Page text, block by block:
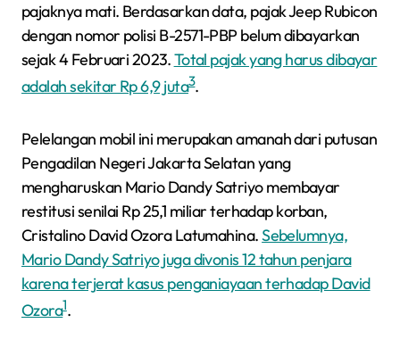
pajaknya mati. Berdasarkan data, pajak Jeep Rubicon
dengan nomor polisi B-2571-PBP belum dibayarkan
sejak 4 Februari 2023.Total pajak yang harus dibayar
adalah sekitar Rp 6,9 juta3.
Pelelangan mobil ini merupakan amanah dari putusan
Pengadilan Negeri Jakarta Selatan yang
mengharuskan Mario Dandy Satriyo membayar
restitusi senilai Rp 25,1 miliar terhadap korban,
Cristalino David Ozora Latumahina.Sebelumnya,
Mario Dandy Satriyo juga divonis 12 tahun penjara
karena terjerat kasus penganiayaan terhadap David
Ozora1.